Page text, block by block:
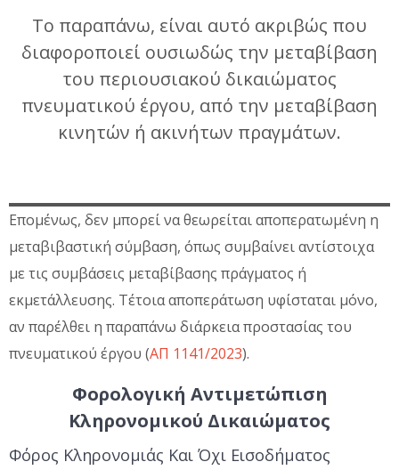
Το παραπάνω, είναι αυτό ακριβώς που
διαφοροποιεί ουσιωδώς την μεταβίβαση
του περιουσιακού δικαιώματος
πνευματικού έργου, από την μεταβίβαση
κινητών ή ακινήτων πραγμάτων.
Επομένως, δεν μπορεί να θεωρείται αποπερατωμένη η
μεταβιβαστική σύμβαση, όπως συμβαίνει αντίστοιχα
με τις συμβάσεις μεταβίβασης πράγματος ή
εκμετάλλευσης. Τέτοια αποπεράτωση υφίσταται μόνο,
αν παρέλθει η παραπάνω διάρκεια προστασίας του
πνευματικού έργου (ΑΠ 1141/2023).
Φορολογική Αντιμετώπιση
Κληρονομικού Δικαιώματος
Φόρος Κληρονομιάς Και Όχι Εισοδήματος